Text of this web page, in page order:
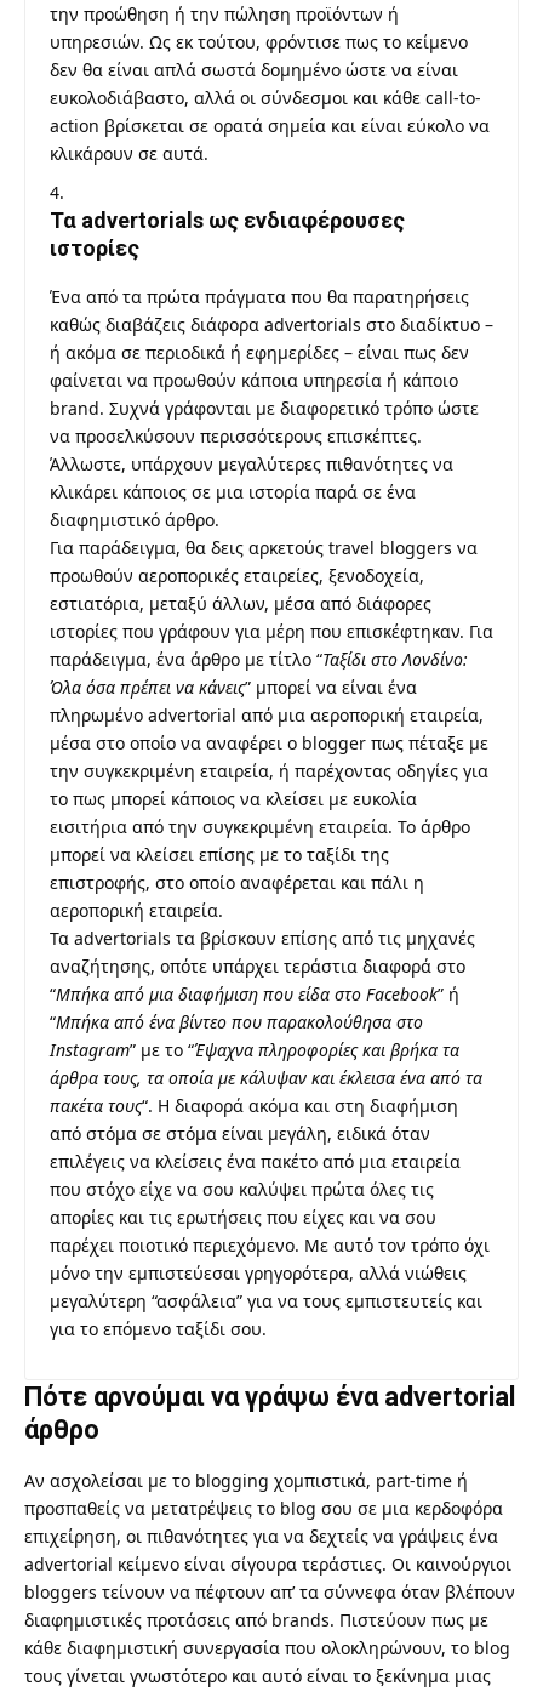
την προώθηση ή την πώληση προϊόντων ή
υπηρεσιών. Ως εκ τούτου, φρόντισε πως το κείμενο
δεν θα είναι απλά σωστά δομημένο ώστε να είναι
ευκολοδιάβαστο, αλλά οι σύνδεσμοι και κάθε call-to-
action βρίσκεται σε ορατά σημεία και είναι εύκολο να
κλικάρουν σε αυτά.
Τα advertorials ως ενδιαφέρουσες
ιστορίες
Ένα από τα πρώτα πράγματα που θα παρατηρήσεις
καθώς διαβάζεις διάφορα advertorials στο διαδίκτυο –
ή ακόμα σε περιοδικά ή εφημερίδες – είναι πως δεν
φαίνεται να προωθούν κάποια υπηρεσία ή κάποιο
brand. Συχνά γράφονται με διαφορετικό τρόπο ώστε
να προσελκύσουν περισσότερους επισκέπτες.
Άλλωστε, υπάρχουν μεγαλύτερες πιθανότητες να
κλικάρει κάποιος σε μια ιστορία παρά σε ένα
διαφημιστικό άρθρο.
Για παράδειγμα, θα δεις αρκετούς travel bloggers να
προωθούν αεροπορικές εταιρείες, ξενοδοχεία,
εστιατόρια, μεταξύ άλλων, μέσα από διάφορες
ιστορίες που γράφουν για μέρη που επισκέφτηκαν. Για
παράδειγμα, ένα άρθρο με τίτλο “Ταξίδι στο Λονδίνο:
Όλα όσα πρέπει να κάνεις” μπορεί να είναι ένα
πληρωμένο advertorial από μια αεροπορική εταιρεία,
μέσα στο οποίο να αναφέρει ο blogger πως πέταξε με
την συγκεκριμένη εταιρεία, ή παρέχοντας οδηγίες για
το πως μπορεί κάποιος να κλείσει με ευκολία
εισιτήρια από την συγκεκριμένη εταιρεία. Το άρθρο
μπορεί να κλείσει επίσης με το ταξίδι της
επιστροφής, στο οποίο αναφέρεται και πάλι η
αεροπορική εταιρεία.
Τα advertorials τα βρίσκουν επίσης από τις μηχανές
αναζήτησης, οπότε υπάρχει τεράστια διαφορά στο
“Μπήκα από μια διαφήμιση που είδα στο Facebook” ή
“Μπήκα από ένα βίντεο που παρακολούθησα στο
Instagram” με το “Έψαχνα πληροφορίες και βρήκα τα
άρθρα τους, τα οποία με κάλυψαν και έκλεισα ένα από τα
πακέτα τους“. Η διαφορά ακόμα και στη διαφήμιση
από στόμα σε στόμα είναι μεγάλη, ειδικά όταν
επιλέγεις να κλείσεις ένα πακέτο από μια εταιρεία
που στόχο είχε να σου καλύψει πρώτα όλες τις
απορίες και τις ερωτήσεις που είχες και να σου
παρέχει ποιοτικό περιεχόμενο. Με αυτό τον τρόπο όχι
μόνο την εμπιστεύεσαι γρηγορότερα, αλλά νιώθεις
μεγαλύτερη “ασφάλεια” για να τους εμπιστευτείς και
για το επόμενο ταξίδι σου.
Πότε αρνούμαι να γράψω ένα advertorial
άρθρο
Αν ασχολείσαι με το blogging χομπιστικά, part-time ή
προσπαθείς να μετατρέψεις το blog σου σε μια κερδοφόρα
επιχείρηση, οι πιθανότητες για να δεχτείς να γράψεις ένα
advertorial κείμενο είναι σίγουρα τεράστιες. Οι καινούργιοι
bloggers τείνουν να πέφτουν απ’ τα σύννεφα όταν βλέπουν
διαφημιστικές προτάσεις από brands. Πιστεύουν πως με
κάθε διαφημιστική συνεργασία που ολοκληρώνουν, το blog
τους γίνεται γνωστότερο και αυτό είναι το ξεκίνημα μιας